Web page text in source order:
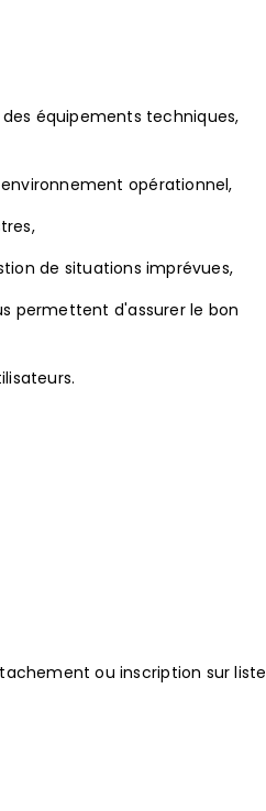
équipements techniques,
opérationnel,
de situations imprévues,
permettent d'assurer le bon
ou inscription sur liste